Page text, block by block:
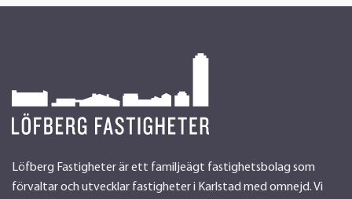
Löfberg Fastigheter är ett familjeägt fastighetsbolag som
förvaltar och utvecklar fastigheter i Karlstad med omnejd. Vi